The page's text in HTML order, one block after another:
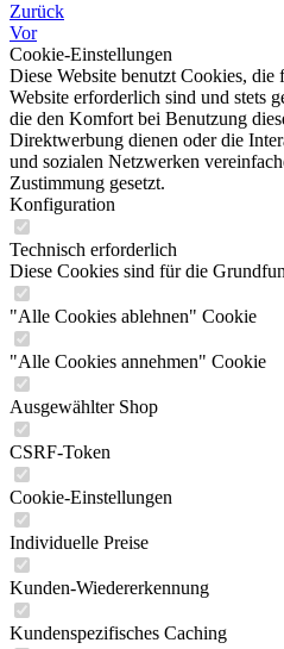
Zurück
Vor
Cookie-Einstellungen
Diese Website benutzt Cookies, die
Website erforderlich sind und stets
die den Komfort bei Benutzung
Direktwerbung dienen oder die
und sozialen Netzwerken
Zustimmung gesetzt.
Konfiguration
Technisch erforderlich
Diese Cookies sind für die
"Alle Cookies ablehnen" Cookie
"Alle Cookies annehmen" Cookie
Ausgewählter Shop
CSRF-Token
Cookie-Einstellungen
Individuelle Preise
Kunden-Wiedererkennung
Kundenspezifisches Caching